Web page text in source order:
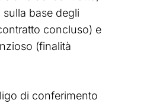
base degli
concluso) e
(finalità
di conferimento